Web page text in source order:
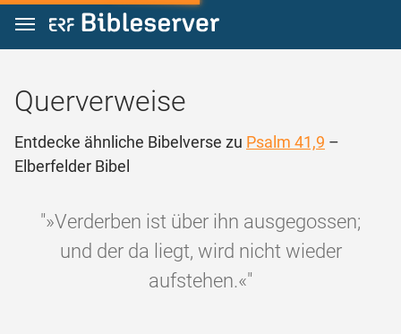
Zum Inhalt springen
Querverweise
Entdecke ähnliche Bibelverse zu Psalm 41,9 –
Elberfelder Bibel
"»Verderben ist über ihn ausgegossen;
und der da liegt, wird nicht wieder
aufstehen.«"